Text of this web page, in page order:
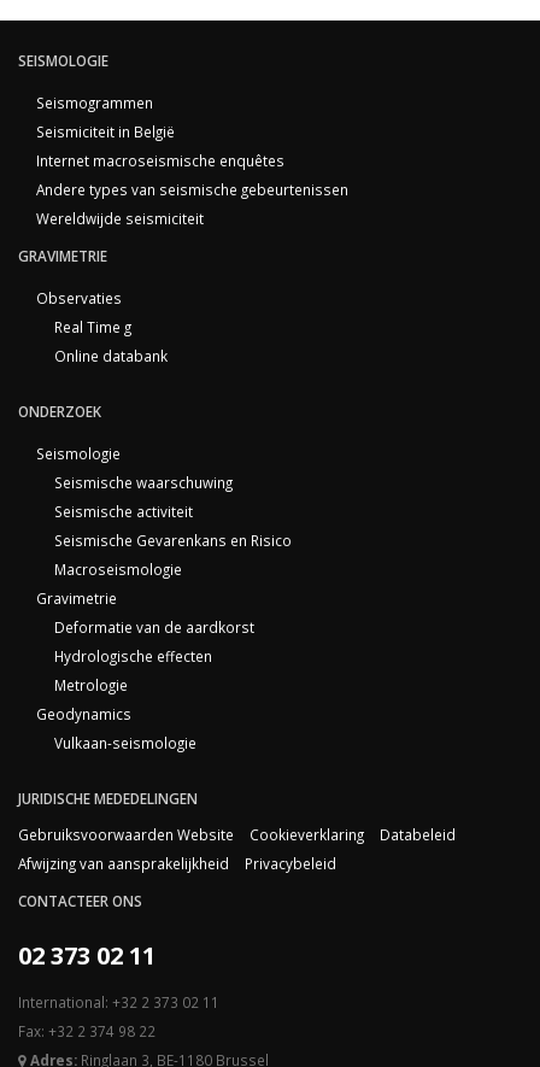
SEISMOLOGIE
Seismogrammen
Seismiciteit in België
Internet macroseismische enquêtes
Andere types van seismische gebeurtenissen
Wereldwijde seismiciteit
GRAVIMETRIE
Observaties
Real Time g
Online databank
ONDERZOEK
Seismologie
Seismische waarschuwing
Seismische activiteit
Seismische Gevarenkans en Risico
Macroseismologie
Gravimetrie
Deformatie van de aardkorst
Hydrologische effecten
Metrologie
Geodynamics
Vulkaan-seismologie
JURIDISCHE MEDEDELINGEN
Gebruiksvoorwaarden Website
Cookieverklaring
Databeleid
Afwijzing van aansprakelijkheid
Privacybeleid
CONTACTEER ONS
02 373 02 11
International: +32 2 373 02 11
Fax: +32 2 374 98 22
Adres: Ringlaan 3, BE-1180 Brussel